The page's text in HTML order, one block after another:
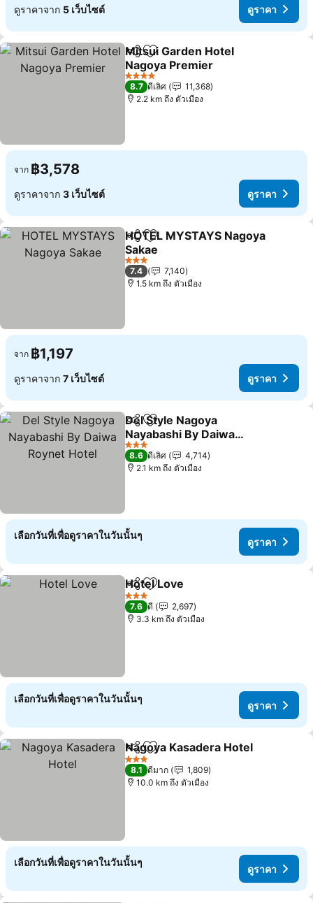
ดูราคาจาก 5 เว็บไซต์ ดูราคา
แชร์ เพิ่มในรายการโปรด
Mitsui Garden Hotel
Nagoya Premier
ดูราคา
4 ดาว
8.7 ดีเลิศ
11,368
2.2 km ถึง ตัวเมือง
จาก ฿3,578
ดูราคาจาก 3 เว็บไซต์ ดูราคา
แชร์ เพิ่มในรายการโปรด
HOTEL MYSTAYS Nagoya
Sakae
ดูราคา
3 ดาว
7.4
7,140
1.5 km ถึง ตัวเมือง
จาก ฿1,197
ดูราคาจาก 7 เว็บไซต์ ดูราคา
แชร์ เพิ่มในรายการโปรด
Del Style Nagoya
Nayabashi By Daiwa
Roynet Hotel
ดูราคา
3 ดาว
8.6 ดีเลิศ
4,714
2.1 km ถึง ตัวเมือง
เลือกวันที่เพื่อดูราคาในวันนั้นๆ
ดูราคา
แชร์ เพิ่มในรายการโปรด
Hotel Love
3 ดาว
7.6 ดี
2,697
3.3 km ถึง ตัวเมือง
เลือกวันที่เพื่อดูราคาในวันนั้นๆ
ดูราคา
แชร์ เพิ่มในรายการโปรด
Nagoya Kasadera Hotel
3 ดาว
8.1 ดีมาก
1,809
10.0 km ถึง ตัวเมือง
เลือกวันที่เพื่อดูราคาในวันนั้นๆ
ดูราคา